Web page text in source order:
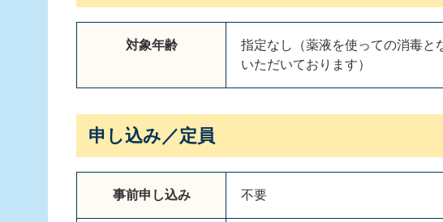
対象年齢
指定なし（薬液を使っての消毒と
いただいております）
申し込み／定員
事前申し込み 不要